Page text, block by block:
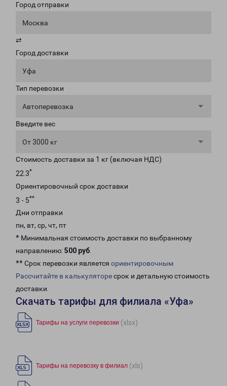
Город отправки
Москва
⇄
Город доставки
Уфа
Тип перевозки
Автоперевозка
Введите вес
От 3000 кг
Стоимость доставки за 1 кг (включая НДС)
22.3*
Ориентировочный срок доставки
3 - 5**
Дни отправки
пн, вт, ср, чт, пт
* Минимальная стоимость доставки по выбранному
направлению: 500 руб.
** Срок перевозки является ориентировочным
Рассчитайте в калькуляторесрок и детальную стоимость
доставки.
Скачать тарифы для филиала «Уфа»
Тарифы на услуги перевозки (xlsx)
Тарифы на перевозку в филиал (xls)